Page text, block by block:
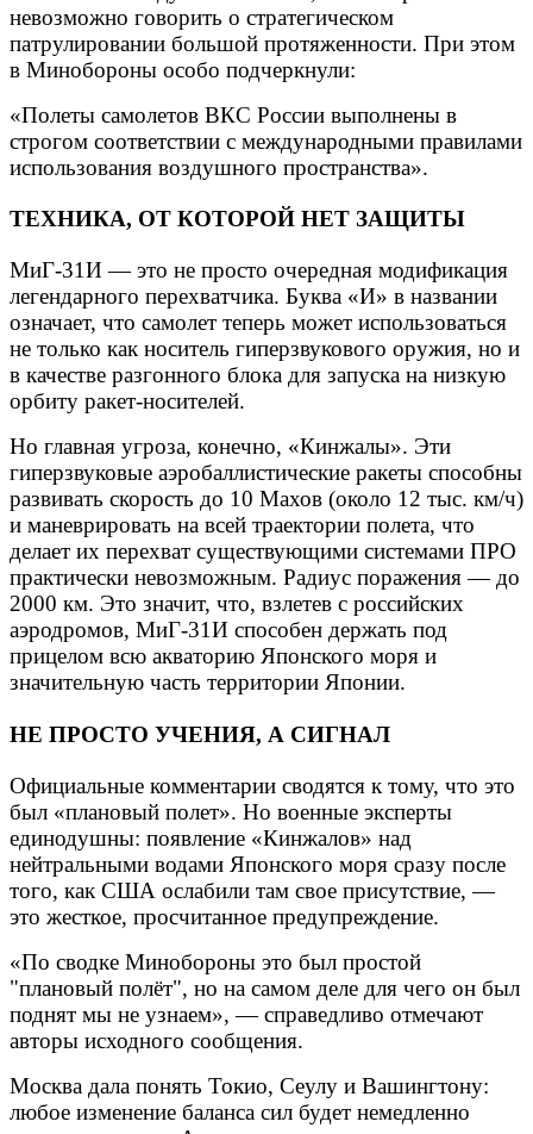
невозможно говорить о стратегическом
патрулировании большой протяженности. При этом
в Минобороны особо подчеркнули:
«Полеты самолетов ВКС России выполнены в
строгом соответствии с международными правилами
использования воздушного пространства».
ТЕХНИКА, ОТ КОТОРОЙ НЕТ ЗАЩИТЫ
МиГ-31И — это не просто очередная модификация
легендарного перехватчика. Буква «И» в названии
означает, что самолет теперь может использоваться
не только как носитель гиперзвукового оружия, но и
в качестве разгонного блока для запуска на низкую
орбиту ракет-носителей.
Но главная угроза, конечно, «Кинжалы». Эти
гиперзвуковые аэробаллистические ракеты способны
развивать скорость до 10 Махов (около 12 тыс. км/ч)
и маневрировать на всей траектории полета, что
делает их перехват существующими системами ПРО
практически невозможным. Радиус поражения — до
2000 км. Это значит, что, взлетев с российских
аэродромов, МиГ-31И способен держать под
прицелом всю акваторию Японского моря и
значительную часть территории Японии.
НЕ ПРОСТО УЧЕНИЯ, А СИГНАЛ
Официальные комментарии сводятся к тому, что это
был «плановый полет». Но военные эксперты
единодушны: появление «Кинжалов» над
нейтральными водами Японского моря сразу после
того, как США ослабили там свое присутствие, —
это жесткое, просчитанное предупреждение.
«По сводке Минобороны это был простой
"плановый полёт", но на самом деле для чего он был
поднят мы не узнаем», — справедливо отмечают
авторы исходного сообщения.
Москва дала понять Токио, Сеулу и Вашингтону:
любое изменение баланса сил будет немедленно